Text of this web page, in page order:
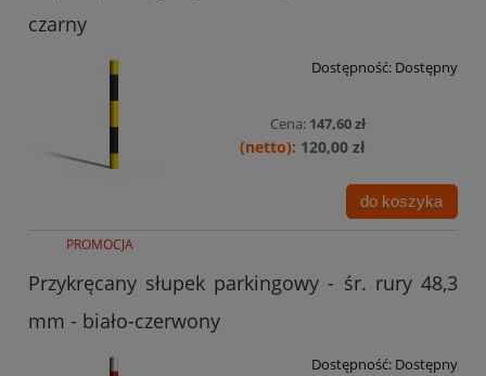
czarny
Dostępność: Dostępny
Cena: 147,60 zł
120,00 zł
do koszyka
Przykręcany słupek parkingowy - śr. rury 48,3
mm - biało-czerwony
Dostępność: Dostępny
PROMOCJA